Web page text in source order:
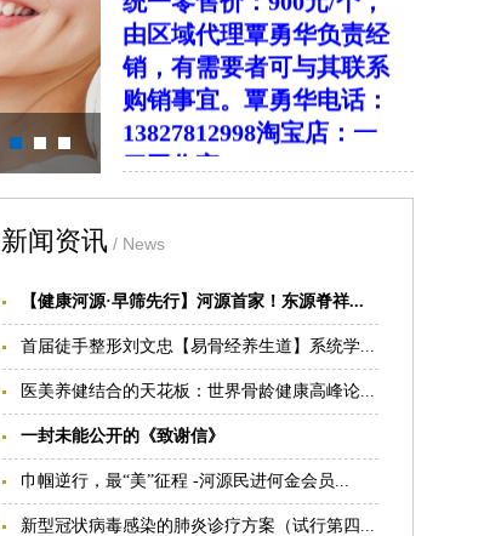
购销事宜。覃勇华电话：
13827812998淘宝店：一
刀工作室
http://shop60962646.taobao.com/
佛山地区有疼痛诊疗需要
者可就近找李文医师，地
址：广东顺德市第一人民
江西南昌地区可与胡火星
医师联系：电话
13407917930
江西赣州地区可与张凌喜
医师联系：电话
13707971702
新闻资讯 / News
【健康河源·早筛先行】河源首家！东源脊祥...
首届徒手整形刘文忠【易骨经养生道】系统学...
医美养健结合的天花板：世界骨龄健康高峰论...
一封未能公开的《致谢信》
巾帼逆行，最“美”征程 -河源民进何金会员...
新型冠状病毒感染的肺炎诊疗方案（试行第四...